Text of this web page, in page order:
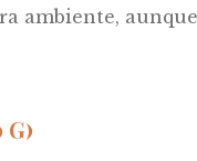
ambiente,
G)